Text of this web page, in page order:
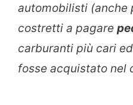
automobilisti (anche
costretti a pagare
carburanti più cari
fosse acquistato nel